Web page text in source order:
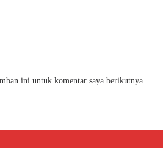
ini untuk komentar saya berikutnya.